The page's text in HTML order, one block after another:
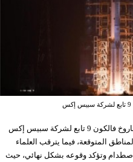
يُعتقد أن جزءاً ضخماً تائهاً من صاروخ فالكون 9 تابع لشركة سبيس إكس
المتوقعة، فيما يترقب العلماء
وتؤكد وقوعه بشكل نهائي، حيث